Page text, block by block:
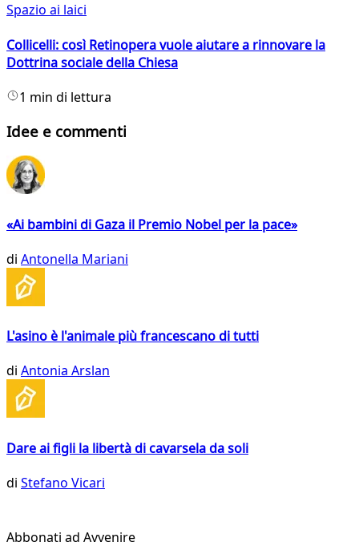
Spazio ai laici
Collicelli: così Retinopera vuole aiutare a rinnovare la
Dottrina sociale della Chiesa
1 min di lettura
Idee e commenti
«Ai bambini di Gaza il Premio Nobel per la pace»
di Antonella Mariani
L'asino è l'animale più francescano di tutti
di Antonia Arslan
Dare ai figli la libertà di cavarsela da soli
di Stefano Vicari
Abbonati ad Avvenire